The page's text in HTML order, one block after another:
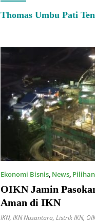
Thomas Umbu Pati
Ekonomi Bisnis, News,
OIKN Jamin
Aman di IKN
IKN, IKN Nusantara, Listrik IKN,